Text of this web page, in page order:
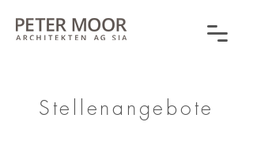
Stellenangebote